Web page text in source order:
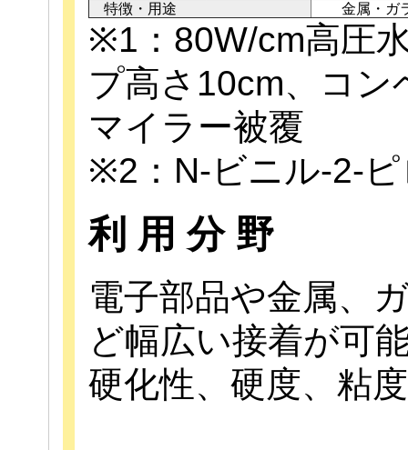
特徴・用途
金属・ガ
※1：80W/cm高圧
プ高さ10cm、コン
マイラー被覆
※2：N-ビニル-2-
利 用 分 野
電子部品や金属、
ど幅広い接着が可
硬化性、硬度、粘